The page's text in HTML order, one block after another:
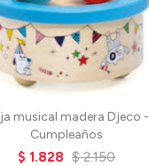
musical madera Djeco -
Cumpleaños
$ 1.828 $ 2.150